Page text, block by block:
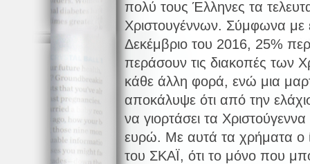
πολύ τους Έλληνες τα
Χριστουγέννων. Σύμφωνα με
Δεκέμβριο του 2016, 25%
περάσουν τις διακοπές των
κάθε άλλη φορά, ενώ μια
αποκάλυψε ότι από την
να γιορτάσει τα
ευρώ. Με αυτά τα χρήματα ο
του ΣΚΑΪ, ότι το μόνο που